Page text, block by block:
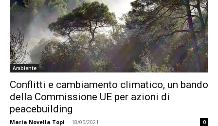
Ambiente
Conflitti e cambiamento climatico, un bando
della Commissione UE per azioni di
peacebuilding
Maria Novella Topi - 18/05/2021 0